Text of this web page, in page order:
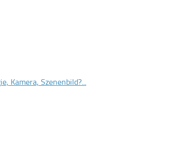
Kamera, Szenenbild?...